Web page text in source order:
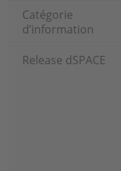
Catégorie
d’information
Release dSPACE